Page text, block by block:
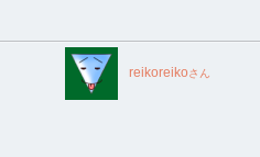
reikoreikoさん